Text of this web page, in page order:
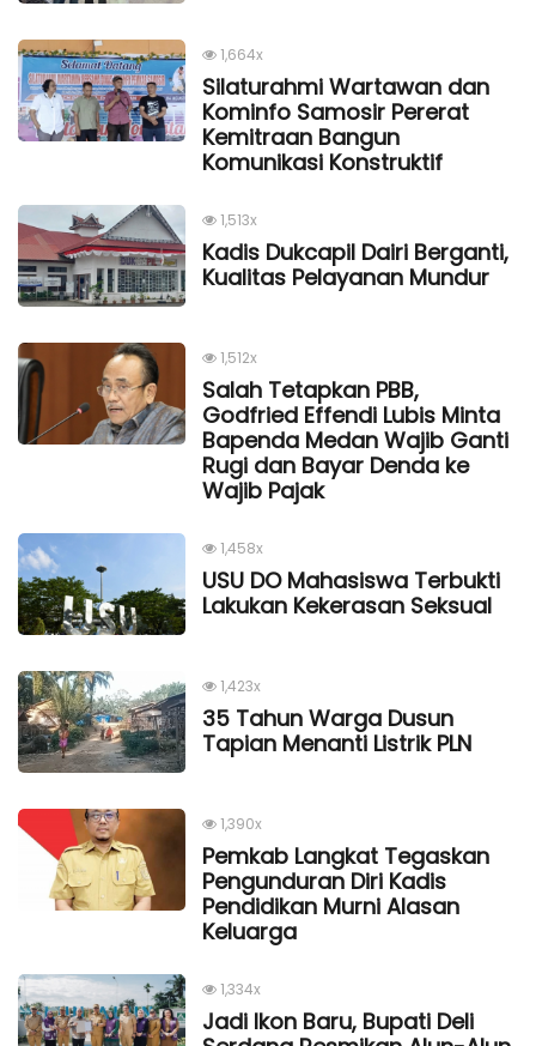
1,664x
Silaturahmi Wartawan dan
Kominfo Samosir Pererat
Kemitraan Bangun
Komunikasi Konstruktif
1,513x
Kadis Dukcapil Dairi Berganti,
Kualitas Pelayanan Mundur
1,512x
Salah Tetapkan PBB,
Godfried Effendi Lubis Minta
Bapenda Medan Wajib Ganti
Rugi dan Bayar Denda ke
Wajib Pajak
1,458x
USU DO Mahasiswa Terbukti
Lakukan Kekerasan Seksual
1,423x
35 Tahun Warga Dusun
Tapian Menanti Listrik PLN
1,390x
Pemkab Langkat Tegaskan
Pengunduran Diri Kadis
Pendidikan Murni Alasan
Keluarga
1,334x
Jadi Ikon Baru, Bupati Deli